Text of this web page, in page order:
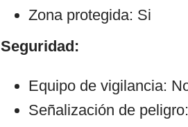
Zona protegida: Si
Seguridad:
Equipo de vigilancia:
Señalización de